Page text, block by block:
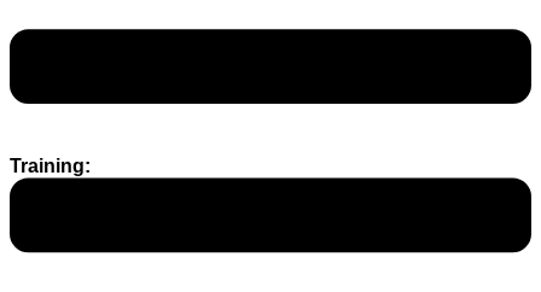
Training:
Mittwoch 18.00 bis 19.30 Uhr